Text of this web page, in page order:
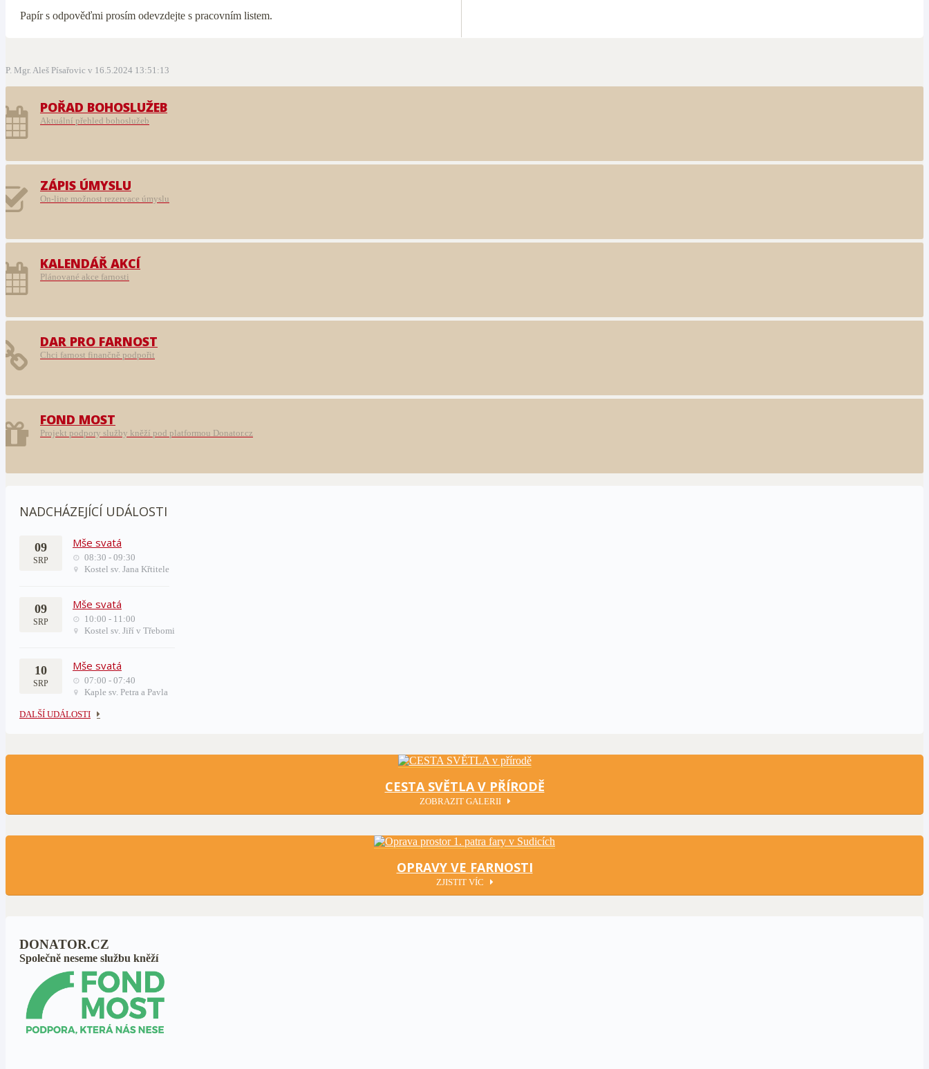
Papír s odpověďmi prosím odevzdejte s pracovním listem.
P. Mgr. Aleš Písařovic v 16.5.2024 13:51:13
POŘAD BOHOSLUŽEB
Aktuální přehled bohoslužeb
ZÁPIS ÚMYSLU
On-line možnost rezervace úmyslu
KALENDÁŘ AKCÍ
Plánované akce farnosti
DAR PRO FARNOST
Chci farnost finančně podpořit
FOND MOST
Projekt podpory služby kněží pod platformou Donator.cz
NADCHÁZEJÍCÍ UDÁLOSTI
09
SRP
Mše svatá
08:30 - 09:30
Kostel sv. Jana Křtitele
09
SRP
Mše svatá
10:00 - 11:00
Kostel sv. Jiří v Třebomi
10
SRP
Mše svatá
07:00 - 07:40
Kaple sv. Petra a Pavla
DALŠÍ UDÁLOSTI
CESTA SVĚTLA V PŘÍRODĚ
ZOBRAZIT GALERII
OPRAVY VE FARNOSTI
ZJISTIT VÍC
DONATOR.CZ
Společně neseme službu kněží